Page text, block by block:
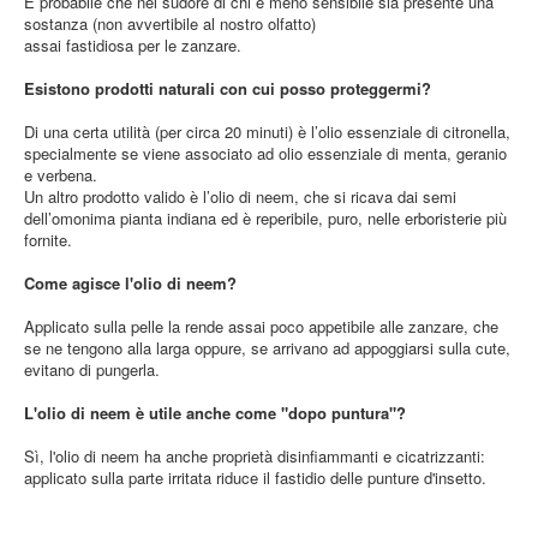
sostanza (non avvertibile al nostro olfatto)
assai fastidiosa per le zanzare.
Esistono prodotti naturali con cui posso proteggermi?
Di una certa utilità (per circa 20 minuti) è l’olio essenziale di citronella,
specialmente se viene associato ad olio essenziale di menta, geranio
e verbena.
Un altro prodotto valido è l’olio di neem, che si ricava dai semi
dell’omonima pianta indiana ed è reperibile, puro, nelle erboristerie più
fornite.
Come agisce l'olio di neem?
Applicato sulla pelle la rende assai poco appetibile alle zanzare, che
se ne tengono alla larga oppure, se arrivano ad appoggiarsi sulla cute,
evitano di pungerla.
L'olio di neem è utile anche come "dopo puntura"?
Sì, l'olio di neem ha anche proprietà disinfiammanti e cicatrizzanti:
applicato sulla parte irritata riduce il fastidio delle punture d'insetto.